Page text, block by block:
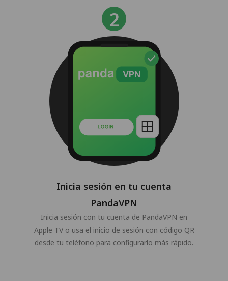
Inicia sesión en tu cuenta
PandaVPN
Inicia sesión con tu cuenta de PandaVPN en
Apple TV o usa el inicio de sesión con código QR
desde tu teléfono para configurarlo más rápido.